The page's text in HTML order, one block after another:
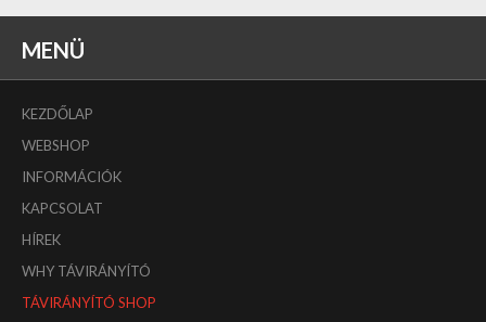
MENÜ
KEZDŐLAP
WEBSHOP
INFORMÁCIÓK
KAPCSOLAT
HÍREK
WHY TÁVIRÁNYÍTÓ
TÁVIRÁNYÍTÓ SHOP